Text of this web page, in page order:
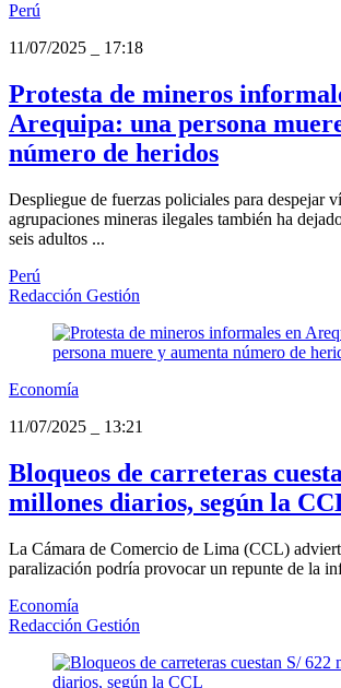
Perú
11/07/2025
17:18
Protesta de mineros
Arequipa: una persona
número de heridos
Despliegue de fuerzas policiales para despejar
agrupaciones mineras ilegales también ha
seis adultos ...
Perú
Redacción Gestión
Economía
11/07/2025
13:21
Bloqueos de carreteras
millones diarios, según la
La Cámara de Comercio de Lima (CCL)
paralización podría provocar un repunte de la
Economía
Redacción Gestión